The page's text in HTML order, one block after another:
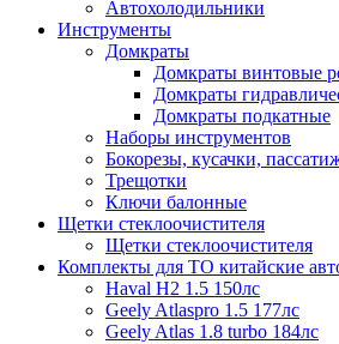
Автохолодильники
Инструменты
Домкраты
Домкраты винтовые
Домкраты
Домкраты подкатные
Наборы инструментов
Бокорезы, кусачки,
Трещотки
Ключи балонные
Щетки стеклоочистителя
Щетки стеклоочистителя
Комплекты для ТО китайские
Haval H2 1.5 150лс
Geely Atlaspro 1.5 177лс
Geely Atlas 1.8 turbo 184лс